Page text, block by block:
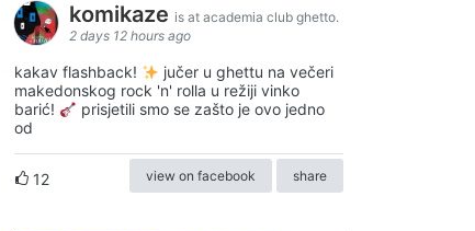
komikaze is at academia club ghetto.
2 days 12 hours ago
kakav flashback!
jučer u ghettu na večeri
makedonskog rock 'n' rolla u režiji vinko
barić!
prisjetili smo se zašto je ovo jedno
od
12 view on facebook share